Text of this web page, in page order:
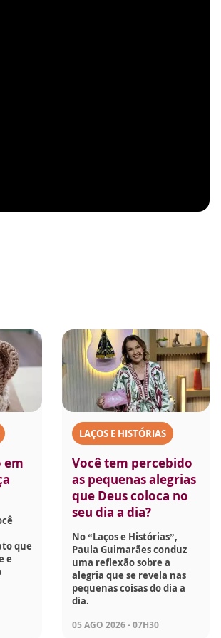
em
que
e
LAÇOS E HISTÓRIAS
Você tem percebido
as pequenas alegrias
que Deus coloca no
seu dia a dia?
No “Laços e Histórias”,
Paula Guimarães conduz
uma reflexão sobre a
alegria que se revela nas
pequenas coisas do dia a
dia.
05 AGO 2026 - 07H30